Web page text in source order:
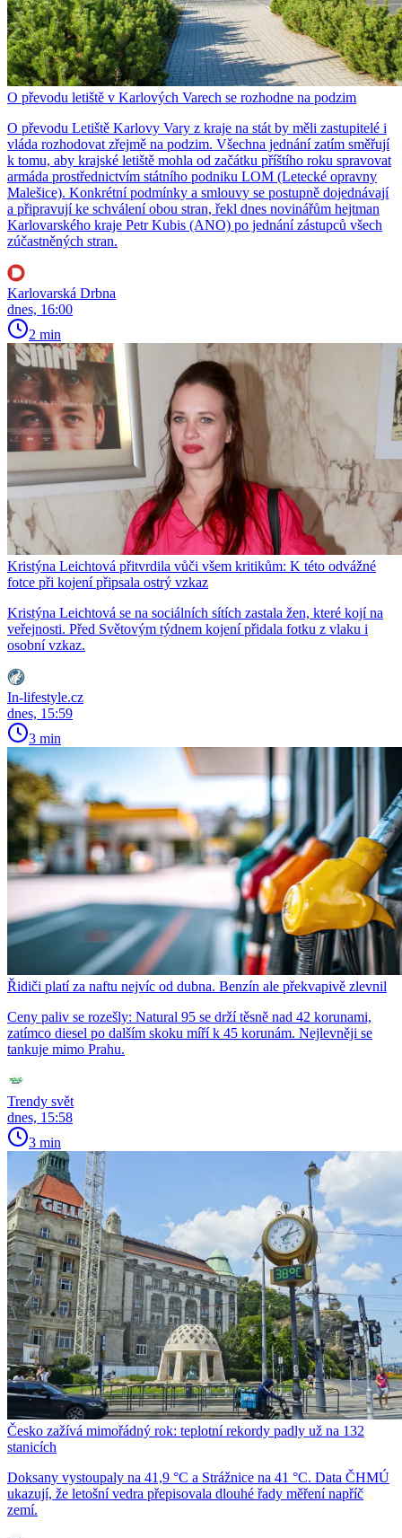
O převodu letiště v Karlových Varech se rozhodne na podzim
O převodu Letiště Karlovy Vary z kraje na stát by měli zastupitelé i
vláda rozhodovat zřejmě na podzim. Všechna jednání zatím směřují
k tomu, aby krajské letiště mohla od začátku příštího roku spravovat
armáda prostřednictvím státního podniku LOM (Letecké opravny
Malešice). Konkrétní podmínky a smlouvy se postupně dojednávají
a připravují ke schválení obou stran, řekl dnes novinářům hejtman
Karlovarského kraje Petr Kubis (ANO) po jednání zástupců všech
zúčastněných stran.
Karlovarská Drbna
dnes, 16:00
2 min
Kristýna Leichtová přitvrdila vůči všem kritikům: K této odvážné
fotce při kojení připsala ostrý vzkaz
Kristýna Leichtová se na sociálních sítích zastala žen, které kojí na
veřejnosti. Před Světovým týdnem kojení přidala fotku z vlaku i
osobní vzkaz.
In-lifestyle.cz
dnes, 15:59
3 min
Řidiči platí za naftu nejvíc od dubna. Benzín ale překvapivě zlevnil
Ceny paliv se rozešly: Natural 95 se drží těsně nad 42 korunami,
zatímco diesel po dalším skoku míří k 45 korunám. Nejlevněji se
tankuje mimo Prahu.
Trendy svět
dnes, 15:58
3 min
Česko zažívá mimořádný rok: teplotní rekordy padly už na 132
stanicích
Doksany vystoupaly na 41,9 °C a Strážnice na 41 °C. Data ČHMÚ
ukazují, že letošní vedra přepisovala dlouhé řady měření napříč
zemí.